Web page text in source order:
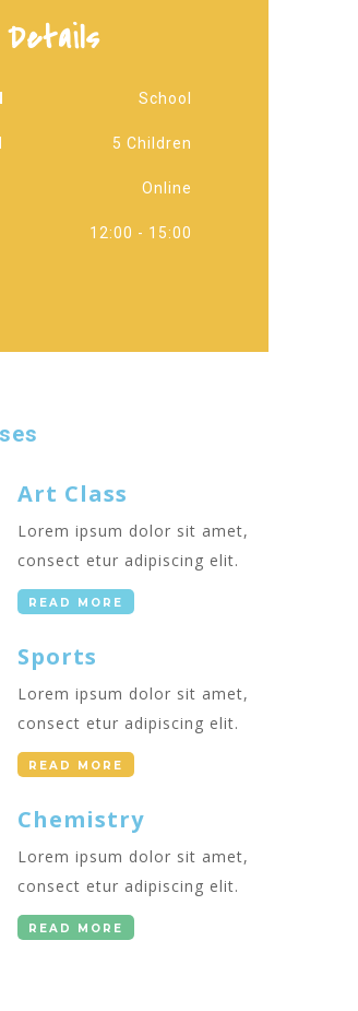
Details
School
5 Children
Online
12:00 - 15:00
Art Class
Lorem ipsum dolor sit amet,
consect etur adipiscing elit.
READ MORE
Sports
Lorem ipsum dolor sit amet,
consect etur adipiscing elit.
READ MORE
Chemistry
Lorem ipsum dolor sit amet,
consect etur adipiscing elit.
READ MORE